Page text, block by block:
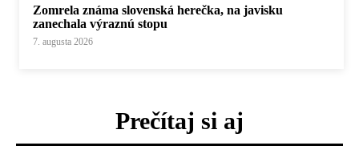
Zomrela známa slovenská herečka, na javisku
zanechala výraznú stopu
7. augusta 2026
Prečítaj si aj